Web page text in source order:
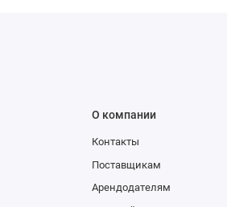
О компании
Контакты
Поставщикам
Арендодателям